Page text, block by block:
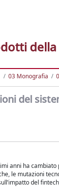
03 Monografia
del
anni ha
le mutazioni
del